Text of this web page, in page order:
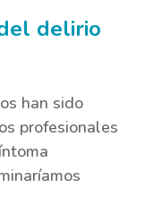
delirio
han sido
profesionales